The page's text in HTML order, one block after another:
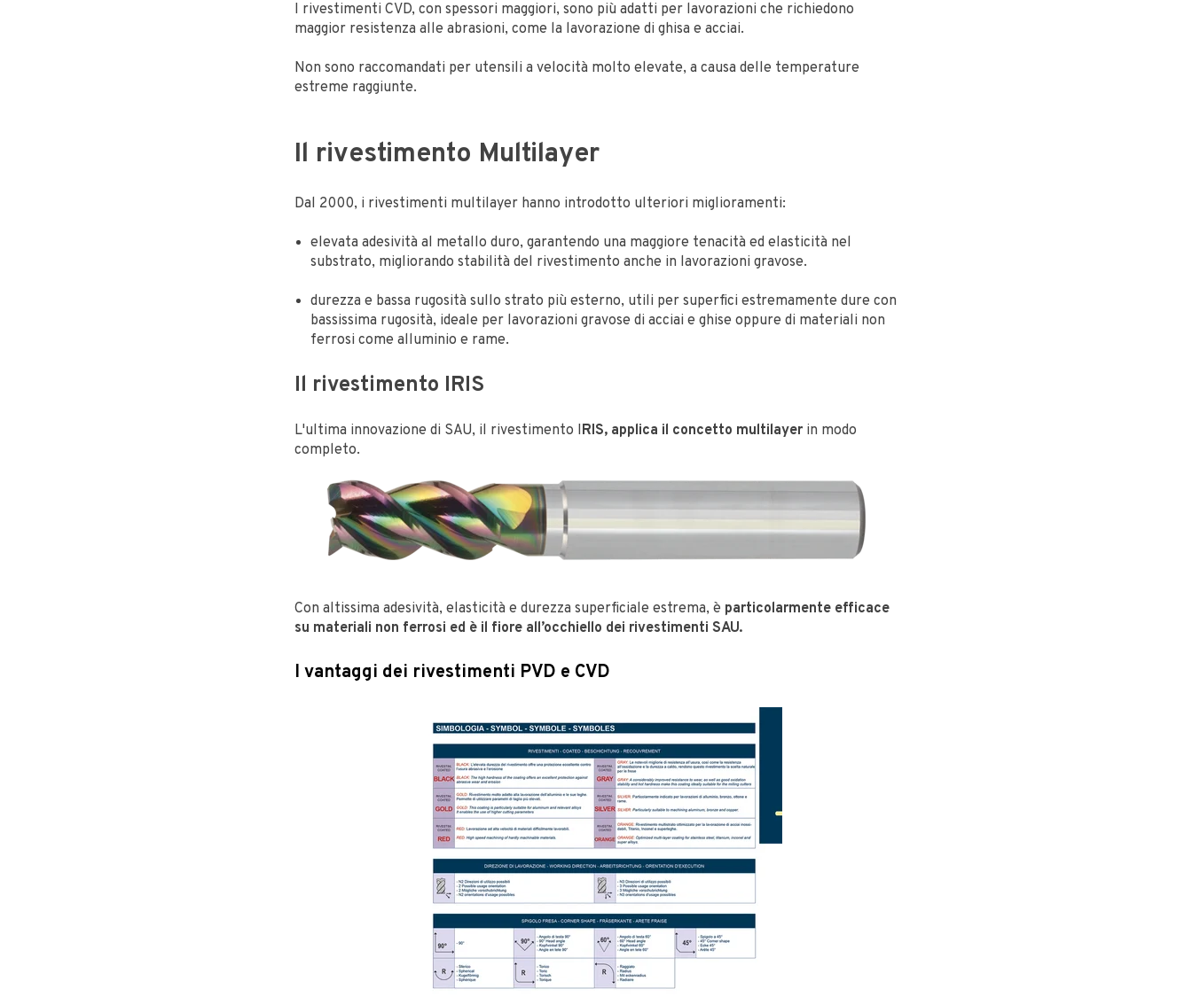
I rivestimenti CVD, con spessori maggiori, sono più adatti per lavorazioni che richiedono
maggior resistenza alle abrasioni, come la lavorazione di ghisa e acciai.
Non sono raccomandati per utensili a velocità molto elevate, a causa delle temperature
estreme raggiunte.
Il rivestimento Multilayer
Dal 2000, i rivestimenti multilayer hanno introdotto ulteriori miglioramenti:
elevata adesività al metallo duro, garantendo una maggiore tenacità ed elasticità nel
substrato, migliorando stabilità del rivestimento anche in lavorazioni gravose.
durezza e bassa rugosità sullo strato più esterno, utili per superfici estremamente dure con
bassissima rugosità, ideale per lavorazioni gravose di acciai e ghise oppure di materiali non
ferrosi come alluminio e rame.
Il rivestimento IRIS
L'ultima innovazione di SAU, il rivestimento IRIS, applica il concetto multilayer in modo
completo.
Con altissima adesività, elasticità e durezza superficiale estrema, è particolarmente efficace
su materiali non ferrosi ed è il fiore all’occhiello dei rivestimenti SAU.
I vantaggi dei rivestimenti PVD e CVD